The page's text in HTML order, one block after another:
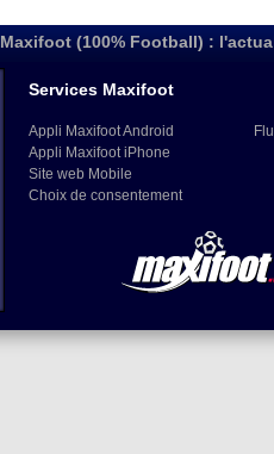
Maxifoot (100% Football) :
Services Maxifoot
Appli Maxifoot Android
Appli Maxifoot iPhone
Site web Mobile
Choix de consentement